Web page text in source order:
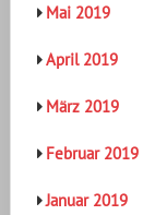
Mai 2019
April 2019
März 2019
Februar 2019
Januar 2019